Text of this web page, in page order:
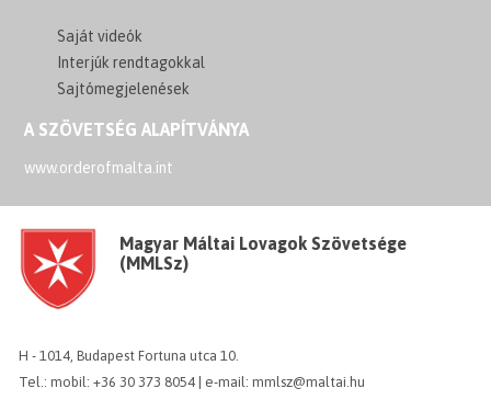
Saját videók
Interjúk rendtagokkal
Sajtómegjelenések
A SZÖVETSÉG ALAPÍTVÁNYA
www.orderofmalta.int
Magyar Máltai Lovagok Szövetsége
(MMLSz)
H - 1014, Budapest Fortuna utca 10.
Tel.: mobil: +36 30 373 8054 | e-mail: mmlsz@maltai.hu